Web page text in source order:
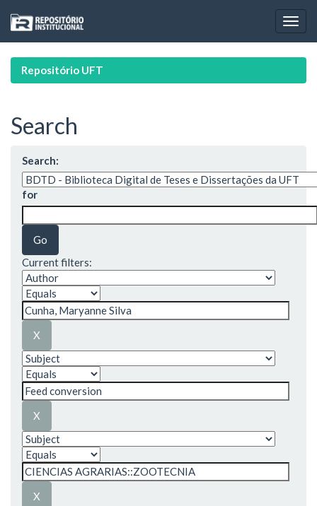
navigation
Repositório UFT
Search
Search:
for
Current filters: